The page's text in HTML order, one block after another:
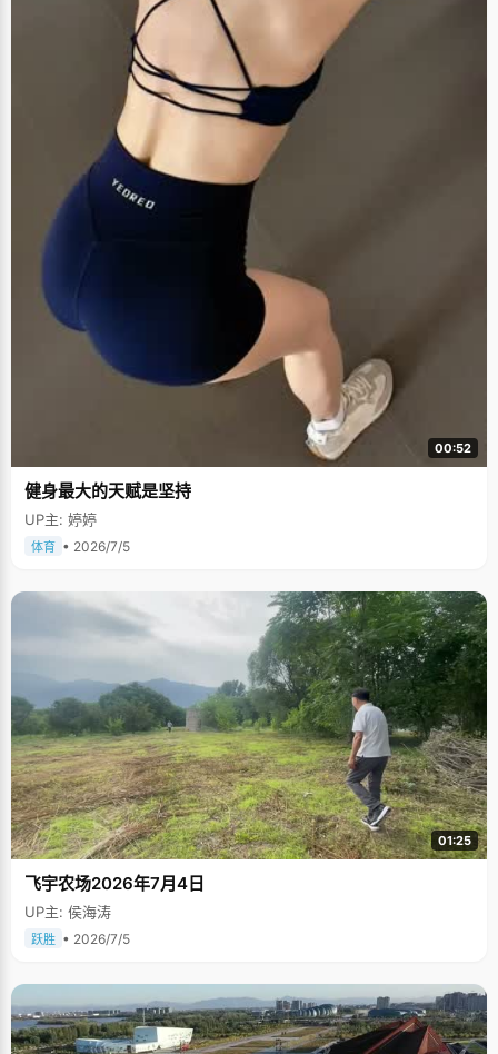
00:52
健身最大的天赋是坚持
UP主: 婷婷
体育 • 2026/7/5
01:25
飞宇农场2026年7月4日
UP主: 侯海涛
跃胜 • 2026/7/5